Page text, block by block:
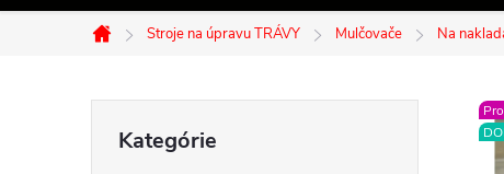
Domov
Stroje na úpravu TRÁVY Mulčovače Na
kategórie
Kategórie